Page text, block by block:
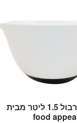
קערת ערבול 1.5 ליטר מבית
food